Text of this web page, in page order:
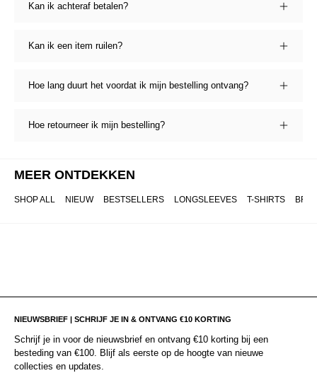
Kan ik achteraf betalen?
Kan ik een item ruilen?
Hoe lang duurt het voordat ik mijn bestelling ontvang?
Hoe retourneer ik mijn bestelling?
MEER ONTDEKKEN
SHOP ALL NIEUW BESTSELLERS LONGSLEEVES T-SHIRTS
NIEUWSBRIEF | SCHRIJF JE IN & ONTVANG €10 KORTING
Schrijf je in voor de nieuwsbrief en ontvang €10 korting bij een
besteding van €100. Blijf als eerste op de hoogte van nieuwe
collecties en updates.